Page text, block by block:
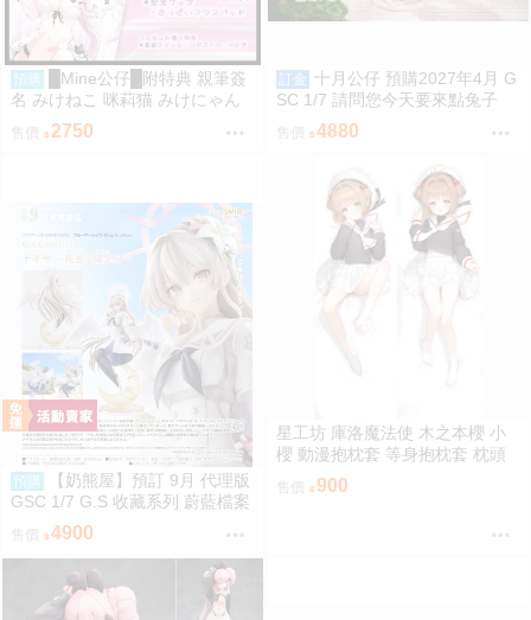
預購
█Mine公仔█附特典 親筆簽
名 みけねこ 咪萪猫 みけにゃん
１００万人記念グッズ 100萬人
紀念套組 直筆親簽滑鼠墊
售價 2750
訂金 十月公仔 預購2027年4月 G
SC 1/7 請問您今天要來點兔子
嗎？心愛 禮服Ver 0907
售價 4880
預購
【奶熊屋】預訂 9月 代理版
GSC 1/7 G.S 收藏系列 蔚藍檔案
渚 花香微笑 0922
4900
星工坊 庫洛魔法使 木之本櫻 小
櫻 動漫抱枕套 等身抱枕套 枕頭
900